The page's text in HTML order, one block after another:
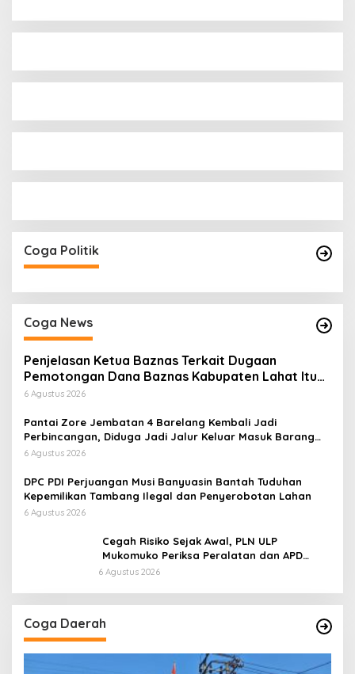
Coga Politik
Coga News
Penjelasan Ketua Baznas Terkait Dugaan
Pemotongan Dana Baznas Kabupaten Lahat Itu
Tidak Benar
6 Agustus 2026
Pantai Zore Jembatan 4 Barelang Kembali Jadi
Perbincangan, Diduga Jadi Jalur Keluar Masuk Barang
Tanpa Dokumen Kepabeanan, Nama Berinisial WL
di Kawasan Pesisir
6 Agustus 2026
DPC PDI Perjuangan Musi Banyuasin Bantah Tuduhan
Kepemilikan Tambang Ilegal dan Penyerobotan Lahan
6 Agustus 2026
Cegah Risiko Sejak Awal, PLN ULP
Mukomuko Periksa Peralatan dan APD
Petugas secara Rutin
6 Agustus 2026
Coga Daerah